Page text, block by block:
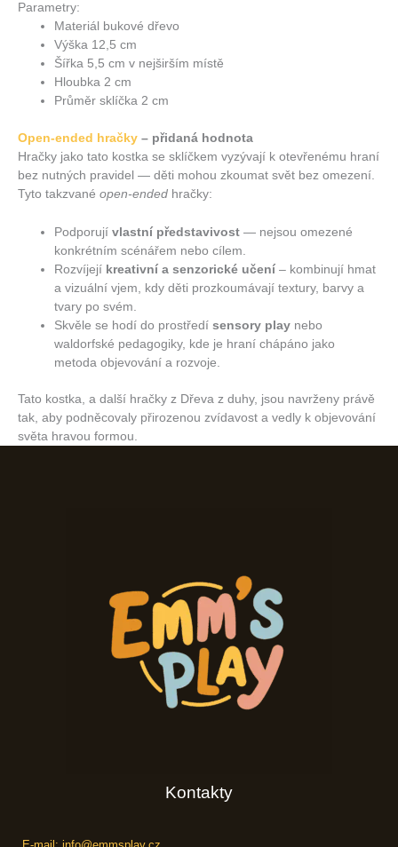
Parametry:
Materiál bukové dřevo
Výška 12,5 cm
Šířka 5,5 cm v nejširším místě
Hloubka 2 cm
Průměr sklíčka 2 cm
Open-ended hračky – přidaná hodnota
Hračky jako tato kostka se sklíčkem vyzývají k otevřenému hraní
bez nutných pravidel — děti mohou zkoumat svět bez omezení.
Tyto takzvané open-ended hračky:
Podporujívlastní představivost — nejsou omezené
konkrétním scénářem nebo cílem.
Rozvíjejí kreativní a senzorické učení – kombinují hmat
a vizuální vjem, kdy děti prozkoumávají textury, barvy a
tvary po svém.
Skvěle se hodí do prostředísensory play nebo
waldorfské pedagogiky, kde je hraní chápáno jako
metoda objevování a rozvoje.
Tato kostka, a další hračky z Dřeva z duhy, jsou navrženy právě
tak, aby podněcovaly přirozenou zvídavost a vedly k objevování
světa hravou formou.
Kontakty